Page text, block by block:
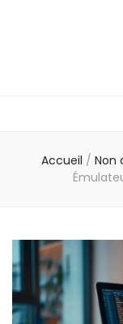
Accueil / Non